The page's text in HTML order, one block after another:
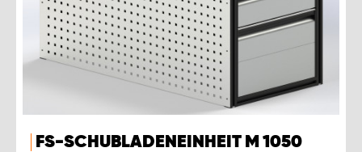
FS-SCHUBLADENEINHEIT M 1050